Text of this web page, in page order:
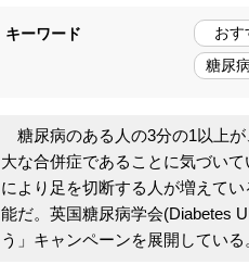
キーワード おす
糖尿
糖尿病のある人の3分の1以上
大な合併症であることに気づい
により足を切断する人が増えて
能だ。英国糖尿病学会(Diabetes
う」キャンペーンを展開している